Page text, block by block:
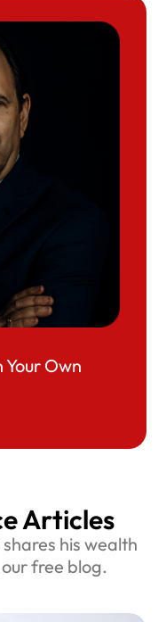
Your Own
Articles
his wealth
free blog.